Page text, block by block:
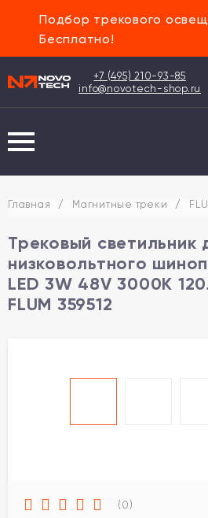
Подбор трекового
Бесплатно!
+7 (495) 210-93-85
info@novotech-shop.ru
Главная / Магнитные треки /
Трековый светильник
низковольтного
LED 3W 48V 3000K
FLUM 359512
(0)